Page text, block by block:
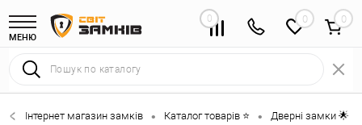
МЕНЮ
0 0
Інтернет магазин замків • Каталог товарів ⭐ • Дверні замки 🌟